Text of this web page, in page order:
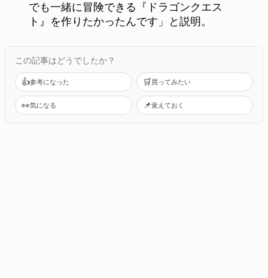
でも一緒に冒険できる『ドラゴンクエス
ト』を作りたかったんです」と説明。
この記事はどうでしたか？
👍参考になった 🛒買ってみたい
👀気になる 📌覚えておく